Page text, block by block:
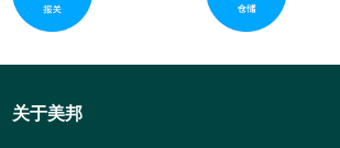
关于美邦